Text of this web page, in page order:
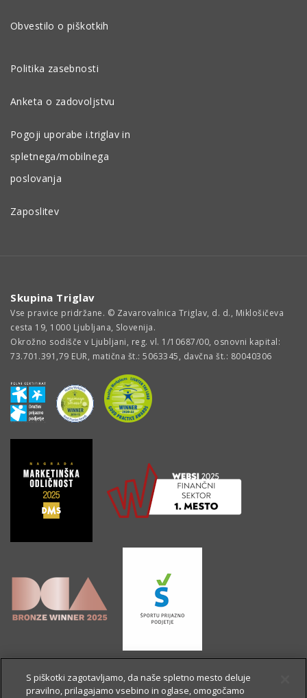
Obvestilo o piškotkih
Politika zasebnosti
Anketa o zadovoljstvu
Pogoji uporabe i.triglav in
spletnega/mobilnega
poslovanja
Zaposlitev
Skupina Triglav
Vse pravice pridržane. © Zavarovalnica Triglav, d. d., Miklošičeva
cesta 19, 1000 Ljubljana, Slovenija.
Okrožno sodišče v Ljubljani, reg. vl. 1/10687/00, osnovni kapital:
73.701.391,79 EUR, matična št.: 5063345, davčna št.: 80040306
S piškotki zagotavljamo, da naše spletno mesto deluje
pravilno, prilagajamo vsebino in oglase, omogočamo